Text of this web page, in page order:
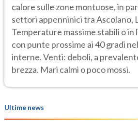
calore sulle zone montuose, in
settori appenninici tra Ascolano,
Temperature massime stabili o in
con punte prossime ai 40 gradi
interne. Venti: deboli, a
brezza. Mari calmi o poco mossi.
Ultime news